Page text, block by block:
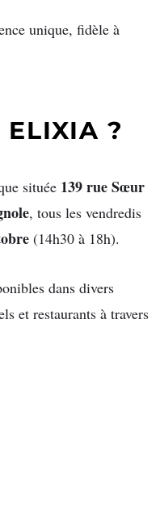
unique, fidèle à
ELIXIA ?
située 139 rue Sœur
, tous les vendredis
(14h30 à 18h).
dans divers
et restaurants à travers